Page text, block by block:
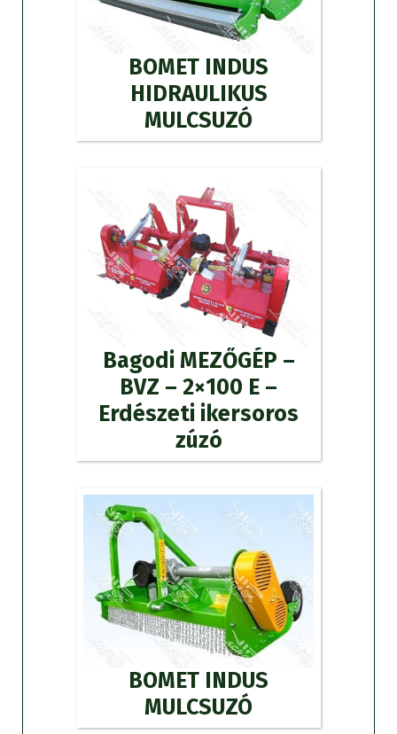
BOMET INDUS
HIDRAULIKUS
MULCSUZÓ
Bagodi MEZŐGÉP –
BVZ – 2×100 E –
Erdészeti ikersoros
zúzó
BOMET INDUS
MULCSUZÓ